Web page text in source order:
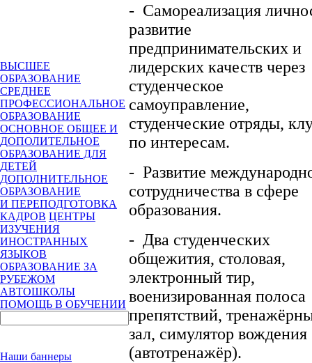
ВЫСШЕЕ
ОБРАЗОВАНИЕ
СРЕДНЕЕ
ПРОФЕССИОНАЛЬНОЕ
ОБРАЗОВАНИЕ
ОСНОВНОЕ ОБЩЕЕ И
ДОПОЛИТЕЛЬНОЕ
ОБРАЗОВАНИЕ ДЛЯ
ДЕТЕЙ
ДОПОЛНИТЕЛЬНОЕ
ОБРАЗОВАНИЕ
И ПЕРЕПОДГОТОВКА
КАДРОВ ЦЕНТРЫ
ИЗУЧЕНИЯ
ИНОСТРАННЫХ
ЯЗЫКОВ
ОБРАЗОВАНИЕ ЗА
РУБЕЖОМ
АВТОШКОЛЫ
ПОМОЩЬ В ОБУЧЕНИИ
Наши баннеры
- Самореализация
развитие
предпринимательских и
лидерских качеств через
студенческое
самоуправление,
студенческие отряды,
по интересам.
- Развитие
сотрудничества в сфере
образования.
- Два студенческих
общежития, столовая,
электронный тир,
военизированная полоса
препятствий,
зал, симулятор вождения
(автотренажёр).